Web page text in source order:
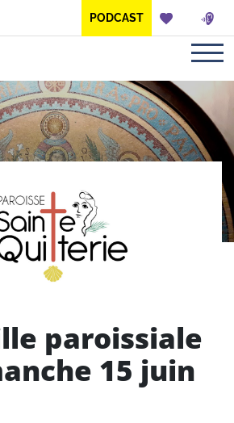
PODCAST
paroissiale
15 juin